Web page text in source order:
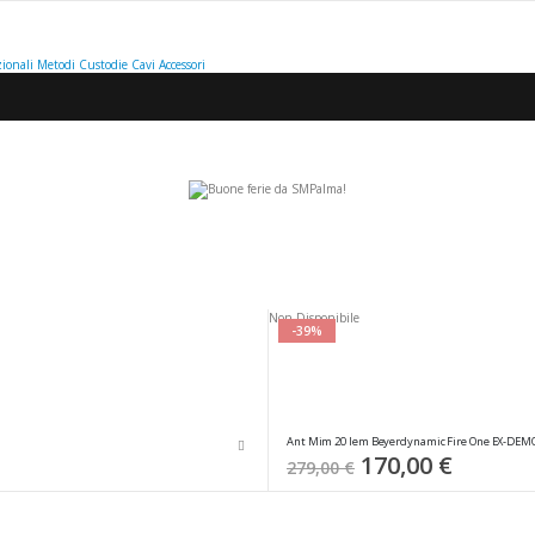
Metodi Custodie Cavi Accessori
-39%
Non Disponibile
Ant Mim 20 Iem Beyerdynamic Fire One EX-
279,00 € Special
Price
170,00 €